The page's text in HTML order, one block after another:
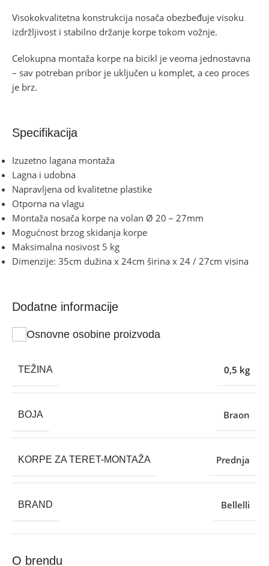
Visokokvalitetna konstrukcija nosača obezbeđuje visoku
izdržljivost i stabilno držanje korpe tokom vožnje.
Celokupna montaža korpe na bicikl je veoma jednostavna
– sav potreban pribor je uključen u komplet, a ceo proces
je brz.
Specifikacija
Izuzetno lagana montaža
Lagna i udobna
Napravljena od kvalitetne plastike
Otporna na vlagu
Montaža nosača korpe na volan Ø 20 – 27mm
Mogućnost brzog skidanja korpe
Maksimalna nosivost 5 kg
Dimenzije: 35cm dužina x 24cm širina x 24 / 27cm visina
Dodatne informacije
Osnovne osobine proizvoda
TEŽINA 0,5 kg
BOJA Braon
KORPE ZA TERET-MONTAŽA Prednja
BRAND Bellelli
O brendu